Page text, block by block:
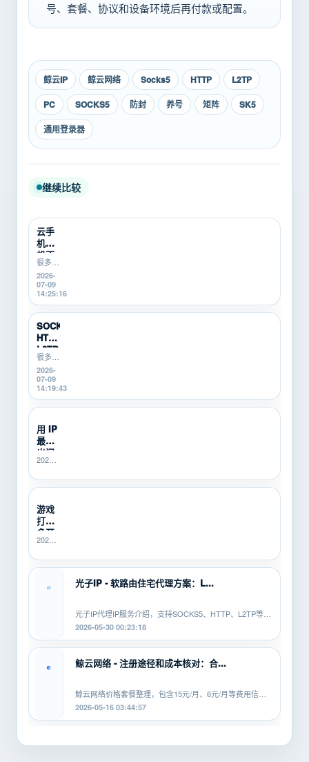
号、套餐、协议和设备环境后再付款或配置。
鲸云IP 鲸云网络 Socks5 HTTP
L2TP
PC
SOCKS5 防封 养号 矩阵
SK5
通用登录器
继续比较
云手
机挂
机不
稳定
怎么
办？
游戏
搬砖
新
手...
很多游
戏搬
砖、游
戏打金
新手在
使用云
手机挂
机时，
会遇到
掉线、
卡顿、
登录异
常、运
等问
文从...
2026-
07-09
14:25:16
SOCKS5、
HTTP、
L2TP/P...
很多游
戏搬
砖、游
戏打
金、多
开挂机
手，不
知道
SOCKS5、
HTTP、
有什...
2026-
07-09
14:19:43
用 IP
最怕
出问
题没
管？
2026-
21:40:14
游戏
打金
多开
总翻
先用
2026-
16:14:49
光子IP - 软路由住宅代理方案：L...
光子IP代理IP服务介绍，支持SOCKS5、HTTP、L2TP等协
议，适配安卓、PC、软路由等平...
2026-05-30 00:23:18
鲸云网络 - 注册途径和成本核对：合...
鲸云网络价格套餐整理，包含15元/月、6元/月等费用信
息，覆盖SOCKS5、HTTP、L2TP等...
2026-05-16 03:44:57